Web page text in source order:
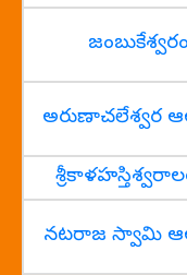
జంబుకేశ్వరం
అరుణాచలేశ్వర
నటరాజ స్వామి